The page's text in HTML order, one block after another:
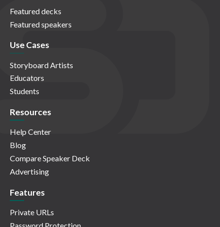
Featured decks
Featured speakers
Use Cases
Storyboard Artists
Educators
Students
Resources
Help Center
Blog
Compare Speaker Deck
Advertising
Features
Private URLs
Password Protection